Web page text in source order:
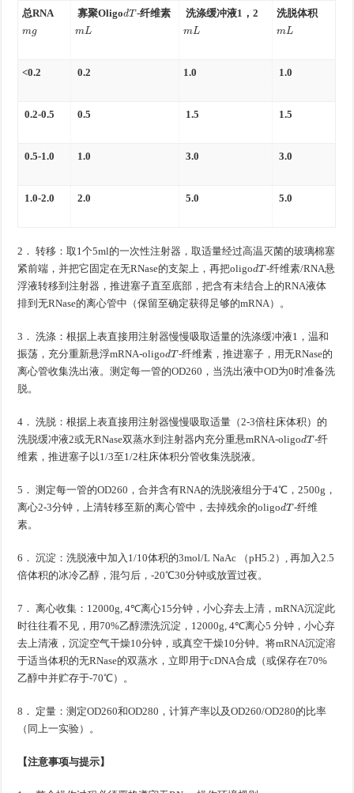
总RNA
寡聚Oligo dT-纤维素
L
洗涤缓冲液1，2
L
洗脱体积
L
<0.2 0.2 1.0 1.0
0.2-0.5 0.5 1.5 1.5
0.5-1.0 1.0 3.0 3.0
1.0-2.0 2.0 5.0 5.0
2． 转移：取1个5ml的一次性注射器，取适量经过高温灭菌的玻璃棉塞
紧前端，并把它固定在无RNase的支架上，再把oligo dT-纤维素/RNA悬
浮液转移到注射器，推进塞子直至底部，把含有未结合上的RNA液体
排到无RNase的离心管中（保留至确定获得足够的mRNA）。
3． 洗涤：根据上表直接用注射器慢慢吸取适量的洗涤缓冲液1，温和
振荡，充分重新悬浮mRNA-oligo dT-纤维素，推进塞子，用无RNase的
离心管收集洗出液。测定每一管的OD260，当洗出液中OD为0时准备洗
脱。
4． 洗脱：根据上表直接用注射器慢慢吸取适量（2-3倍柱床体积）的
洗脱缓冲液2或无RNase双蒸水到注射器内充分重悬mRNA-oligo dT-纤
维素，推进塞子以1/3至1/2柱床体积分管收集洗脱液。
5． 测定每一管的OD260，合并含有RNA的洗脱液组分于4℃，2500g，
离心2-3分钟，上清转移至新的离心管中，去掉残余的oligo dT-纤维
素。
6． 沉淀：洗脱液中加入1/10体积的3mol/L NaAc （pH5.2）, 再加入2.5
倍体积的冰冷乙醇，混匀后，-20℃30分钟或放置过夜。
7． 离心收集：12000g, 4℃离心15分钟，小心弃去上清，mRNA沉淀此
时往往看不见，用70%乙醇漂洗沉淀，12000g, 4℃离心5 分钟，小心弃
去上清液，沉淀空气干燥10分钟，或真空干燥10分钟。将mRNA沉淀溶
于适当体积的无RNase的双蒸水，立即用于cDNA合成（或保存在70%
乙醇中并贮存于-70℃）。
8． 定量：测定OD260和OD280，计算产率以及OD260/OD280的比率
（同上一实验）。
【注意事项与提示】